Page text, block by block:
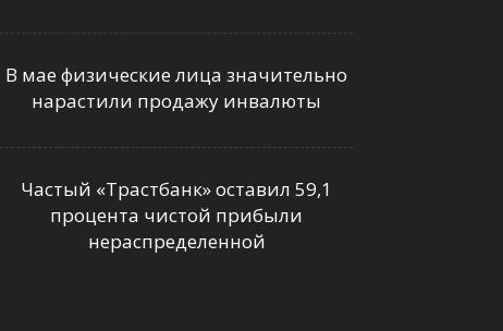
В мае физические лица значительно
нарастили продажу инвалюты
Частый «Трастбанк» оставил 59,1
процента чистой прибыли
нераспределенной